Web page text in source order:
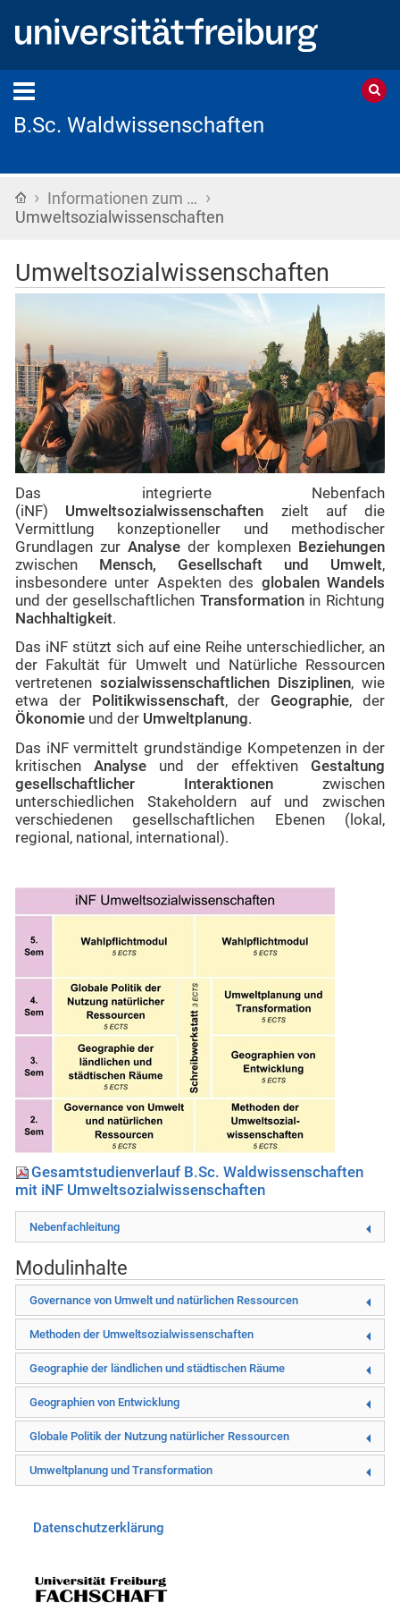
B.Sc. Waldwissenschaften
Startseite
› Informationen zum … ›
Umweltsozialwissenschaften
Umweltsozialwissenschaften
Das integrierte Nebenfach
(iNF)
Umweltsozialwissenschaften zielt auf die
Vermittlung konzeptioneller und methodischer
Grundlagen zur Analyse der komplexen Beziehungen
zwischen Mensch, Gesellschaft und Umwelt,
insbesondere unter Aspekten des globalen Wandels
und der gesellschaftlichen Transformationin Richtung
Nachhaltigkeit.
Das iNF stützt sich auf eine Reihe unterschiedlicher, an
der Fakultät für Umwelt und Natürliche Ressourcen
vertretenen sozialwissenschaftlichen Disziplinen, wie
etwa der Politikwissenschaft, der Geographie, der
Ökonomie und der Umweltplanung.
Das iNF vermittelt grundständige Kompetenzen in der
kritischen Analyse und der effektiven Gestaltung
gesellschaftlicher
Interaktionen zwischen
unterschiedlichen Stakeholdern auf und zwischen
verschiedenen gesellschaftlichen Ebenen (lokal,
regional, national, international).
Gesamtstudienverlauf B.Sc. Waldwissenschaften
mit iNF Umweltsozialwissenschaften
Nebenfachleitung
Modulinhalte
Governance von Umwelt und natürlichen Ressourcen
Methoden der Umweltsozialwissenschaften
Geographie der ländlichen und städtischen Räume
Geographien von Entwicklung
Globale Politik der Nutzung natürlicher Ressourcen
Umweltplanung und Transformation
Datenschutzerklärung